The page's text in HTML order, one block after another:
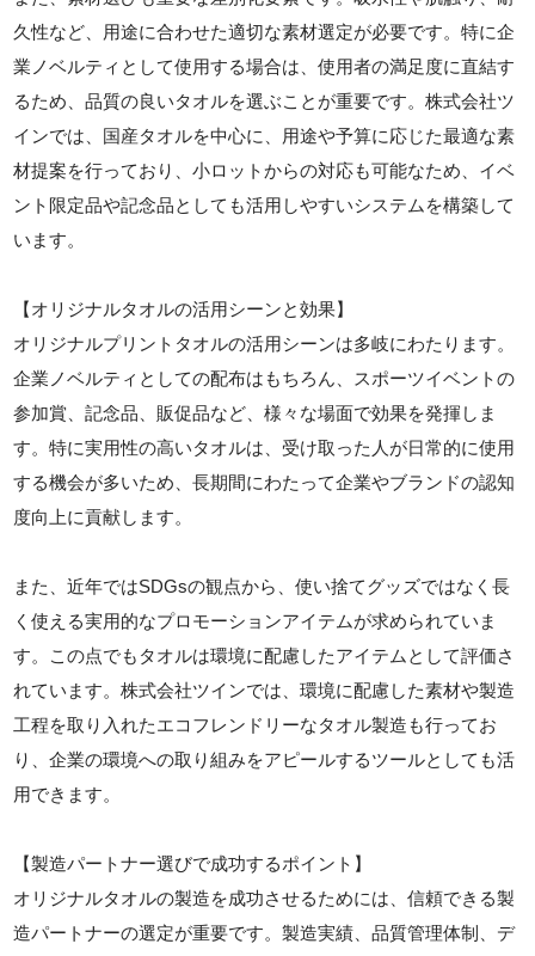
久性など、用途に合わせた適切な素材選定が必要です。特に企
業ノベルティとして使用する場合は、使用者の満足度に直結す
るため、品質の良いタオルを選ぶことが重要です。株式会社ツ
インでは、国産タオルを中心に、用途や予算に応じた最適な素
材提案を行っており、小ロットからの対応も可能なため、イベ
ント限定品や記念品としても活用しやすいシステムを構築して
います。
【オリジナルタオルの活用シーンと効果】
オリジナルプリントタオルの活用シーンは多岐にわたります。
企業ノベルティとしての配布はもちろん、スポーツイベントの
参加賞、記念品、販促品など、様々な場面で効果を発揮しま
す。特に実用性の高いタオルは、受け取った人が日常的に使用
する機会が多いため、長期間にわたって企業やブランドの認知
度向上に貢献します。
また、近年ではSDGsの観点から、使い捨てグッズではなく長
く使える実用的なプロモーションアイテムが求められていま
す。この点でもタオルは環境に配慮したアイテムとして評価さ
れています。株式会社ツインでは、環境に配慮した素材や製造
工程を取り入れたエコフレンドリーなタオル製造も行ってお
り、企業の環境への取り組みをアピールするツールとしても活
用できます。
【製造パートナー選びで成功するポイント】
オリジナルタオルの製造を成功させるためには、信頼できる製
造パートナーの選定が重要です。製造実績、品質管理体制、デ